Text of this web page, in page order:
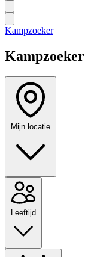
Kampzoeker
Kampzoeker
Mijn locatie
Leeftijd